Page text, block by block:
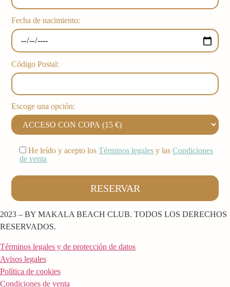
Fecha de nacimiento:
Código Postal:
Escoge una opción:
He leído y acepto losTérminos legales y lasCondiciones
de venta
2023 – BY MAKALA BEACH CLUB. TODOS LOS DERECHOS
RESERVADOS.
Términos legales y de protección de datos
Avisos legales
Política de cookies
Condiciones de venta